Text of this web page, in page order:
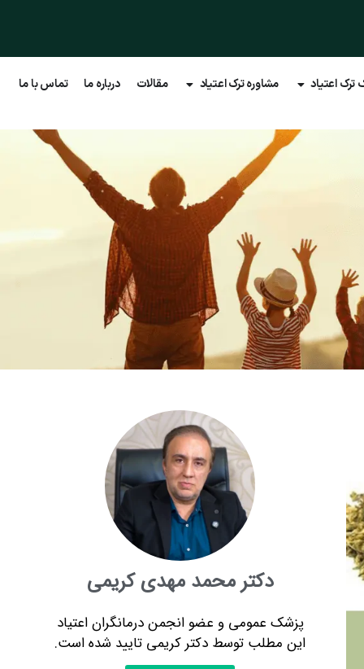
ترک اعتیاد مشاوره ترک اعتیاد مقالات درباره ما تماس با ما
دکتر محمد مهدی کریمی
پزشک عمومی و عضو انجمن درمانگران اعتیاد
این مطلب توسط دکتر کریمی تایید شده است.